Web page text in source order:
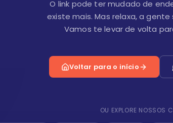
O link pode ter mudado de
existe mais. Mas relaxa, a
Vamos te levar de volta
Voltar para o início
OU EXPLORE NOSSOS